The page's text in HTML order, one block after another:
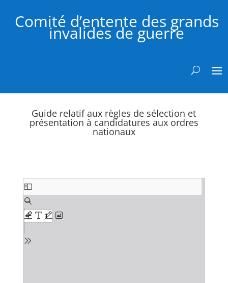
Comité d’entente des grands
invalides de guerre
Guide relatif aux règles de sélection et
présentation à candidatures aux ordres
nationaux